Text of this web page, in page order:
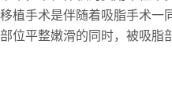
术是伴随着吸脂手术一同
位平整嫩滑的同时，被吸脂